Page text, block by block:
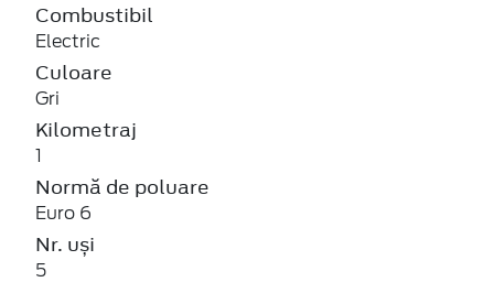
Combustibil
Electric
Culoare
Gri
Kilometraj
1
Normă de poluare
Euro 6
Nr. uși
5